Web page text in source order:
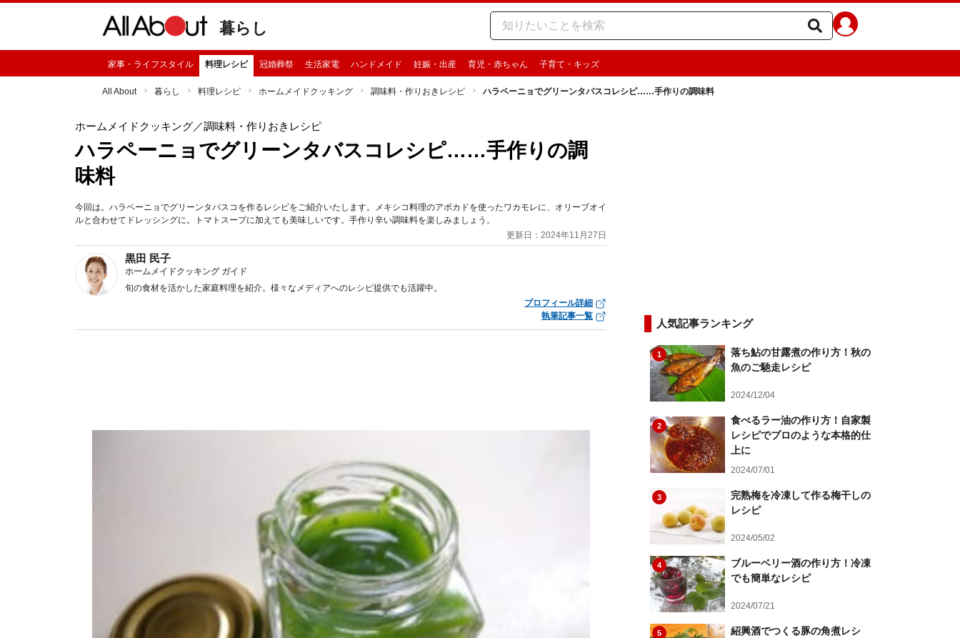
暮らし
家事・ライフスタイル 料理レシピ 冠婚葬祭 生活家電 ハンドメイド 妊娠・出産 育児・赤ちゃん 子育て・キッズ
All About 暮らし 料理レシピ ホームメイドクッキング 調味料・作りおきレシピ ハラペーニョでグリーンタバスコレシピ……手作りの調味料
ホームメイドクッキング／調味料・作りおきレシピ
ハラペーニョでグリーンタバスコレシピ……手作りの調
味料
今回は。ハラペーニョでグリーンタバスコを作るレシピをご紹介いたします。メキシコ料理のアボカドを使ったワカモレに、オリーブオイ
ルと合わせてドレッシングに。トマトスープに加えても美味しいです。手作り辛い調味料を楽しみましょう。
更新日：2024年11月27日
黒田 民子
ホームメイドクッキング ガイド
旬の食材を活かした家庭料理を紹介。様々なメディアへのレシピ提供でも活躍中。
プロフィール詳細
執筆記事一覧
人気記事ランキング
1
落ち鮎の甘露煮の作り方！秋の
魚のご馳走レシピ
2024/12/04
2
食べるラー油の作り方！自家製
レシピでプロのような本格的仕
上に
2024/07/01
3
完熟梅を冷凍して作る梅干しの
レシピ
2024/05/02
4
ブルーベリー酒の作り方！冷凍
でも簡単なレシピ
2024/07/21
5
紹興酒でつくる豚の角煮レシ